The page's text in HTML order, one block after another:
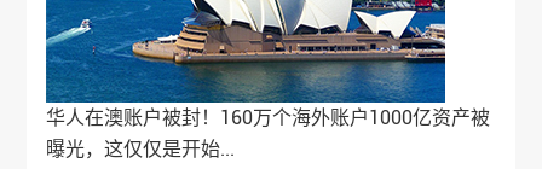
华人在澳账户被封！160万个海外账户1000亿资产被
曝光，这仅仅是开始...